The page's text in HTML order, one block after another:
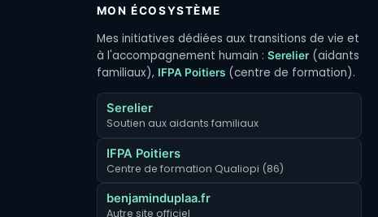
MON ÉCOSYSTÈME
Mes initiatives dédiées aux transitions de vie et
à l'accompagnement humain : Serelier(aidants
familiaux), IFPA Poitiers(centre de formation).
Serelier
Soutien aux aidants familiaux
IFPA Poitiers
Centre de formation Qualiopi (86)
benjaminduplaa.fr
Autre site officiel